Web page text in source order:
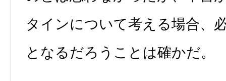
タインについて考える場合、
となるだろうことは確かだ。